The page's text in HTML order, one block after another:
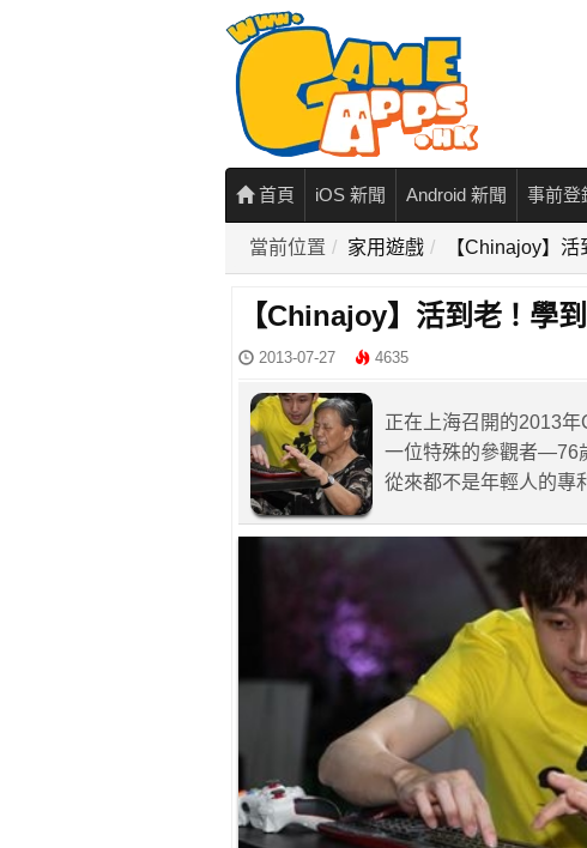
首頁 iOS 新聞 Android 新聞 事前登
當前位置 家用遊戲 【Chinajoy】
【Chinajoy】活到老！學
2013-07-27 4635
正在上海召開的2013
一位特殊的參觀者—76
從來都不是年輕人的專